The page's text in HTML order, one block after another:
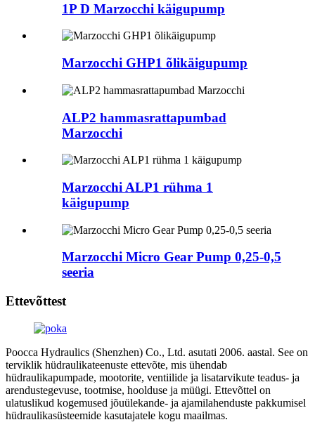
1P D Marzocchi käigupump
Marzocchi GHP1 õlikäigupump
ALP2 hammasrattapumbad
Marzocchi
Marzocchi ALP1 rühma 1
käigupump
Marzocchi Micro Gear Pump 0,25-0,5
seeria
Ettevõttest
Poocca Hydraulics (Shenzhen) Co., Ltd. asutati 2006. aastal. See on
terviklik hüdraulikateenuste ettevõte, mis ühendab
hüdraulikapumpade, mootorite, ventiilide ja lisatarvikute teadus- ja
arendustegevuse, tootmise, hoolduse ja müügi. Ettevõttel on
ulatuslikud kogemused jõuülekande- ja ajamilahenduste pakkumisel
hüdraulikasüsteemide kasutajatele kogu maailmas.